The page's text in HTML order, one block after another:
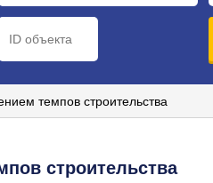
темпов строительства
строительства